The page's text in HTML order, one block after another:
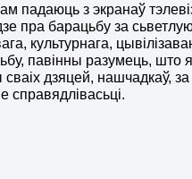
падаюць з экранаў
пра барацьбу за
культурнага,
павінны разумець, што
дзяцей, нашчадкаў,
справядлівасьці.